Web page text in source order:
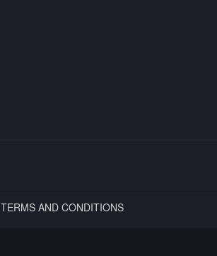
TERMS AND CONDITIONS